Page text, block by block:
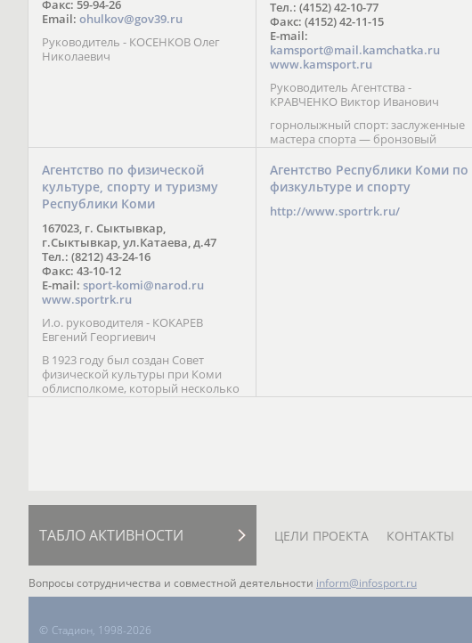
Факс: 59-94-26
Email: ohulkov@gov39.ru
Руководитель - КОСЕНКОВ Олег
Николаевич
Тел.: (4152) 42-10-77
Факс: (4152) 42-11-15
E-mail:
kamsport@mail.kamchatka.ru
www.kamsport.ru
Руководитель Агентства -
КРАВЧЕНКО Виктор Иванович
горнолыжный спорт: заслуженные
мастера спорта — бронзовый
призер Кубка мира (1997),
обладатель Кубка Европы (2002) В.
Зеленская; бронзовый призер
Паралимпийских игр в Солт-Лейк-
Сити (2002) А. Мошкин; мастер
Агентство по физической
культуре, спорту и туризму
Республики Коми
167023, г. Сыктывкар,
г.Сыктывкар, ул.Катаева, д.47
Тел.: (8212) 43-24-16
Факс: 43-10-12
E-mail: sport-komi@narod.ru
www.sportrk.ru
И.о. руководителя - КОКАРЕВ
Евгений Георгиевич
В 1923 году был создан Совет
физической культуры при Коми
облисполкоме, который несколько
раз реорганизовывался; с 1994 года
Агентство Республики Коми по
физкультуре и спорту
http://www.sportrk.ru/
ТАБЛО АКТИВНОСТИ ЦЕЛИ ПРОЕКТА КОНТАКТЫ
Вопросы сотрудничества и совместной деятельности inform@infosport.ru
© Стадион, 1998-2026